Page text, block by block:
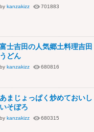
by kanzakizz 701883
富士吉田の人気郷土料理吉田
うどん
by kanzakizz 680816
あまじょっぱく炒めておいし
いそぼろ
by kanzakizz 680315